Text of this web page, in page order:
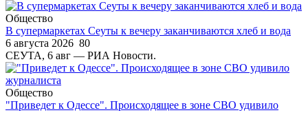
Общество
В супермаркетах Сеуты к вечеру заканчиваются хлеб и вода
6 августа 2026 80
СЕУТА, 6 авг — РИА Новости.
Общество
"Приведет к Одессе". Происходящее в зоне СВО удивило